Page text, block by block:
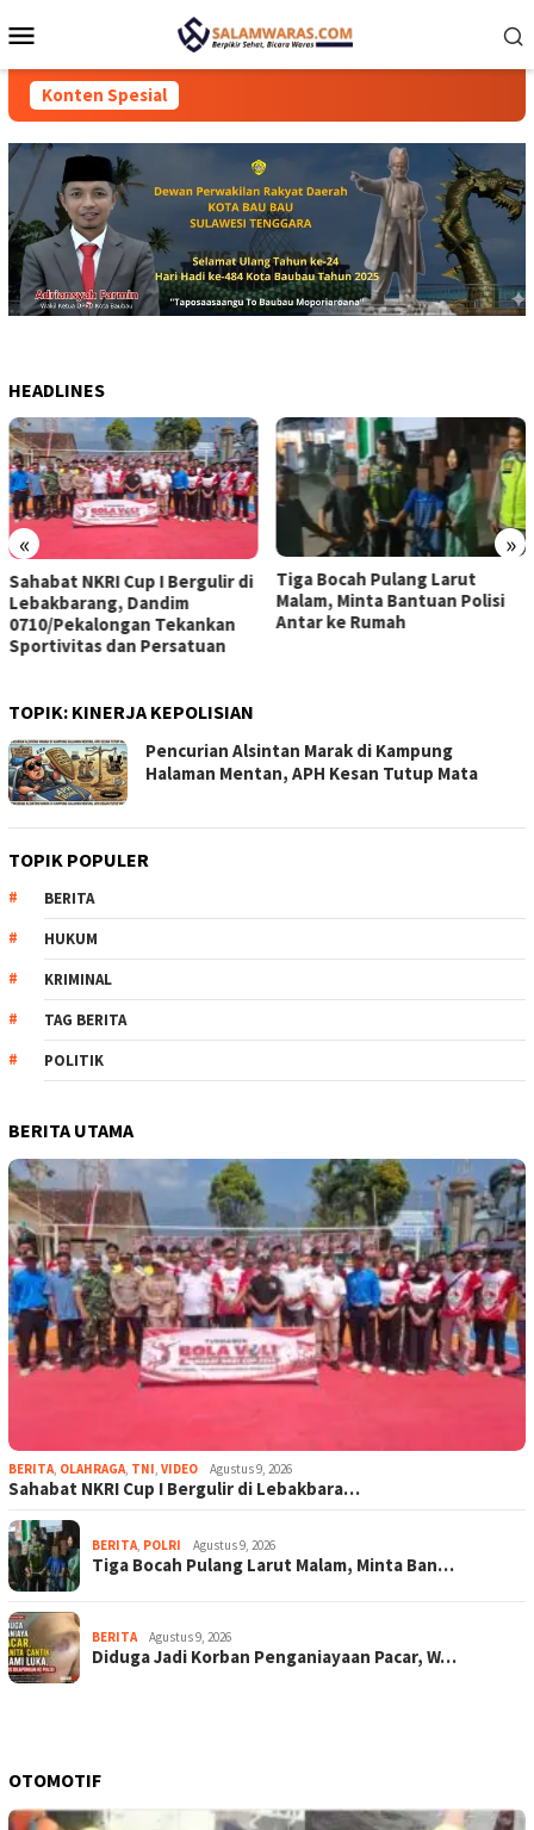
ke
Mobile
Konten Spesial
HEADLINES
« »
Sahabat NKRI Cup I Bergulir di
Lebakbarang, Dandim
0710/Pekalongan Tekankan
Sportivitas dan Persatuan
Tiga Bocah Pulang Larut
Malam, Minta Bantuan Polisi
Antar ke Rumah
TOPIK: KINERJA KEPOLISIAN
Pencurian Alsintan Marak di Kampung
Halaman Mentan, APH Kesan Tutup Mata
TOPIK POPULER
BERITA
HUKUM
KRIMINAL
TAG BERITA
POLITIK
BERITA UTAMA
BERITA, OLAHRAGA, TNI, VIDEO Agustus 9, 2026
Sahabat NKRI Cup I Bergulir di Lebakbara…
BERITA, POLRI Agustus 9, 2026
Tiga Bocah Pulang Larut Malam, Minta Ban…
BERITA Agustus 9, 2026
Diduga Jadi Korban Penganiayaan Pacar, W…
OTOMOTIF